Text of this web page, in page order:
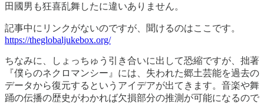
田國男も狂喜乱舞したに違いありません。
記事中にリンクがないのですが、聞けるのはここです。
https://theglobaljukebox.org/
ちなみに、しょっちゅう引き合いに出して恐縮ですが、拙著
『僕らのネクロマンシー』には、失われた郷土芸能を過去の
データから復元するというアイデアが出てきます。音楽や舞
踊の伝播の歴史がわかれば欠損部分の推測が可能になるので